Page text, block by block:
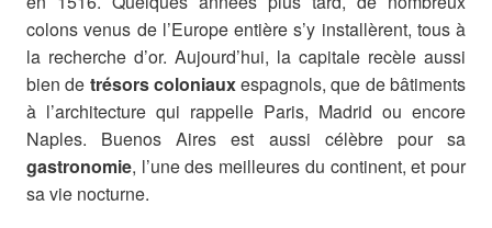
colons venus de l’Europe entière s’y installèrent, tous à
la recherche d’or. Aujourd’hui, la capitale recèle aussi
bien de trésors coloniauxespagnols, que de bâtiments
à l’architecture qui rappelle Paris, Madrid ou encore
Naples. Buenos Aires est aussi célèbre pour sa
gastronomie, l’une des meilleures du continent, et pour
sa vie nocturne.